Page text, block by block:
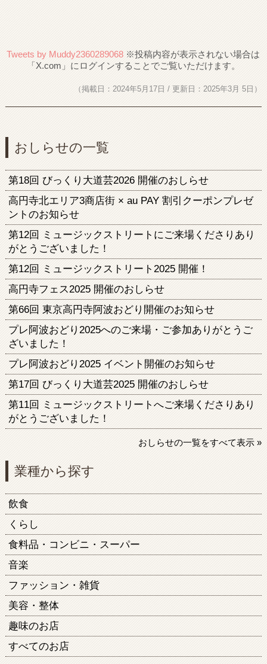
Tweets by Muddy2360289068
（掲載日：2024年5月17日 / 更新日：2025年3月 5日）
おしらせの一覧
第18回 びっくり大道芸2026 開催のおしらせ
高円寺北エリア3商店街 × au PAY 割引クーポンプレゼ
ントのお知らせ
第12回 ミュージックストリートにご来場くださりあり
がとうございました！
第12回 ミュージックストリート2025 開催！
高円寺フェス2025 開催のおしらせ
第66回 東京高円寺阿波おどり開催のお知らせ
プレ阿波おどり2025へのご来場・ご参加ありがとうご
ざいました！
プレ阿波おどり2025 イベント開催のお知らせ
第17回 びっくり大道芸2025 開催のおしらせ
第11回 ミュージックストリートへご来場くださりあり
がとうございました！
おしらせの一覧をすべて表示 »
業種から探す
飲食
くらし
食料品・コンビニ・スーパー
音楽
ファッション・雑貨
美容・整体
趣味のお店
すべてのお店